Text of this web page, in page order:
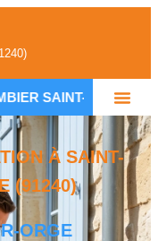
SUR-ORGE
À SAINT-
(91240)
ORGE